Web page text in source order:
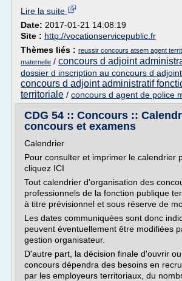
Lire la suite
Date: 2017-01-21 14:08:19
Site : http://vocationservicepublic.fr
Thèmes liés : reussir concours atsem agent
maternelle / concours d adjoint
dossier d inscription au concours d
concours d adjoint administratif
territoriale / concours d agent de police
CDG 54 :: Concours ::
concours et examens
Calendrier
Pour consulter et imprimer le calendrier
cliquez ICI
Tout calendrier d'organisation des
professionnels de la fonction publique
à titre prévisionnel et sous réserve de
Les dates communiquées sont donc
peuvent éventuellement être modifiées
gestion organisateur.
D'autre part, la décision finale d'ouvrir
concours dépendra des besoins en
par les employeurs territoriaux, du